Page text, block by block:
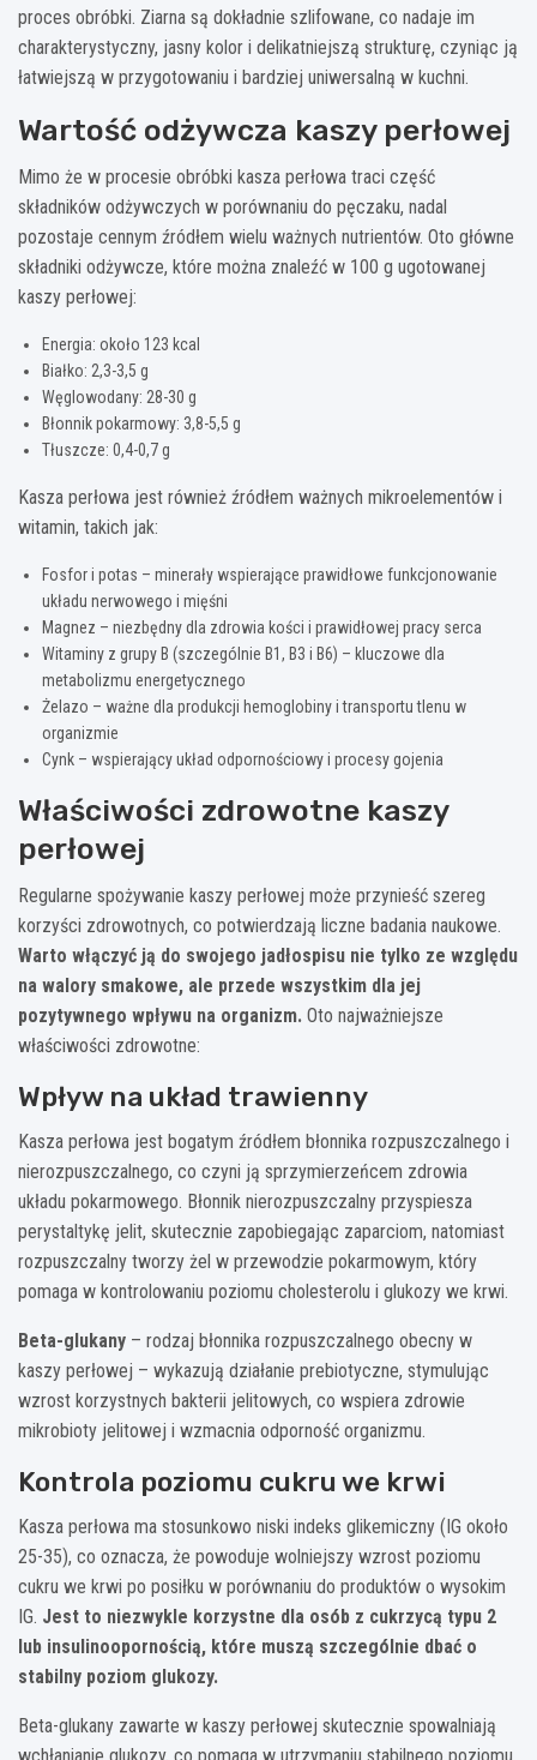
proces obróbki. Ziarna są dokładnie szlifowane, co nadaje im
charakterystyczny, jasny kolor i delikatniejszą strukturę, czyniąc ją
łatwiejszą w przygotowaniu i bardziej uniwersalną w kuchni.
Wartość odżywcza kaszy perłowej
Mimo że w procesie obróbki kasza perłowa traci część
składników odżywczych w porównaniu do pęczaku, nadal
pozostaje cennym źródłem wielu ważnych nutrientów. Oto główne
składniki odżywcze, które można znaleźć w 100 g ugotowanej
kaszy perłowej:
Energia: około 123 kcal
Białko: 2,3-3,5 g
Węglowodany: 28-30 g
Błonnik pokarmowy: 3,8-5,5 g
Tłuszcze: 0,4-0,7 g
Kasza perłowa jest również źródłem ważnych mikroelementów i
witamin, takich jak:
Fosfor i potas – minerały wspierające prawidłowe funkcjonowanie
układu nerwowego i mięśni
Magnez – niezbędny dla zdrowia kości i prawidłowej pracy serca
Witaminy z grupy B (szczególnie B1, B3 i B6) – kluczowe dla
metabolizmu energetycznego
Żelazo – ważne dla produkcji hemoglobiny i transportu tlenu w
organizmie
Cynk – wspierający układ odpornościowy i procesy gojenia
Właściwości zdrowotne kaszy
perłowej
Regularne spożywanie kaszy perłowej może przynieść szereg
korzyści zdrowotnych, co potwierdzają liczne badania naukowe.
Warto włączyć ją do swojego jadłospisu nie tylko ze względu
na walory smakowe, ale przede wszystkim dla jej
pozytywnego wpływu na organizm. Oto najważniejsze
właściwości zdrowotne:
Wpływ na układ trawienny
Kasza perłowa jest bogatym źródłem błonnika rozpuszczalnego i
nierozpuszczalnego, co czyni ją sprzymierzeńcem zdrowia
układu pokarmowego. Błonnik nierozpuszczalny przyspiesza
perystaltykę jelit, skutecznie zapobiegając zaparciom, natomiast
rozpuszczalny tworzy żel w przewodzie pokarmowym, który
pomaga w kontrolowaniu poziomu cholesterolu i glukozy we krwi.
Beta-glukany – rodzaj błonnika rozpuszczalnego obecny w
kaszy perłowej – wykazują działanie prebiotyczne, stymulując
wzrost korzystnych bakterii jelitowych, co wspiera zdrowie
mikrobioty jelitowej i wzmacnia odporność organizmu.
Kontrola poziomu cukru we krwi
Kasza perłowa ma stosunkowo niski indeks glikemiczny (IG około
25-35), co oznacza, że powoduje wolniejszy wzrost poziomu
cukru we krwi po posiłku w porównaniu do produktów o wysokim
IG. Jest to niezwykle korzystne dla osób z cukrzycą typu 2
lub insulinoopornością, które muszą szczególnie dbać o
stabilny poziom glukozy.
Beta-glukany zawarte w kaszy perłowej skutecznie spowalniają